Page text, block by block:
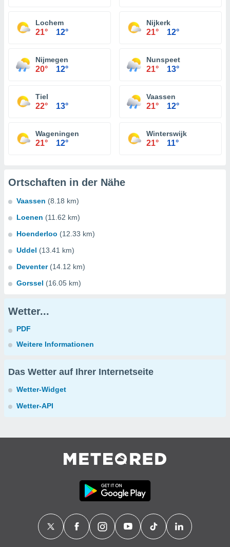
Lochem
21° 12°
Nijkerk
21° 12°
Nijmegen
20° 12°
Nunspeet
21° 13°
Tiel
22° 13°
Vaassen
21° 12°
Wageningen
21° 12°
Winterswijk
21° 11°
Ortschaften in der Nähe
Vaassen (8.18 km)
Loenen (11.62 km)
Hoenderloo (12.33 km)
Uddel (13.41 km)
Deventer (14.12 km)
Gorssel (16.05 km)
Wetter...
PDF
Weitere Informationen
Das Wetter auf Ihrer Internetseite
Wetter-Widget
Wetter-API